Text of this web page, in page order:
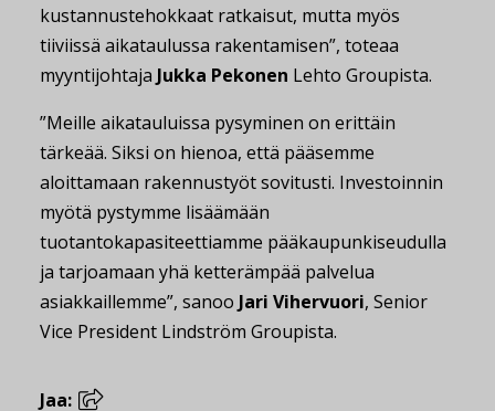
kustannustehokkaat ratkaisut, mutta myös
tiiviissä aikataulussa rakentamisen”, toteaa
myyntijohtaja Jukka Pekonen Lehto Groupista.
”Meille aikatauluissa pysyminen on erittäin
tärkeää. Siksi on hienoa, että pääsemme
aloittamaan rakennustyöt sovitusti. Investoinnin
myötä pystymme lisäämään
tuotantokapasiteettiamme pääkaupunkiseudulla
ja tarjoamaan yhä ketterämpää palvelua
asiakkaillemme”, sanoo Jari Vihervuori, Senior
Vice President Lindström Groupista.
Jaa: